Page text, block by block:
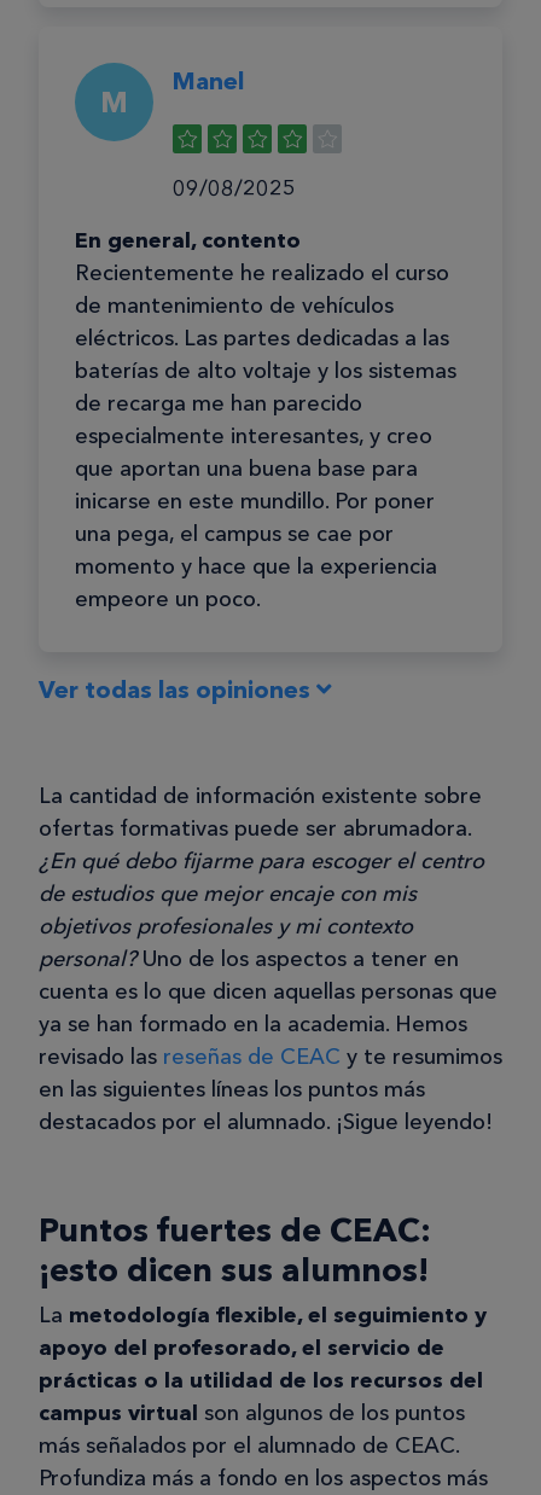
M
Manel
09/08/2025
En general, contento
Recientemente he realizado el curso
de mantenimiento de vehículos
eléctricos. Las partes dedicadas a las
baterías de alto voltaje y los sistemas
de recarga me han parecido
especialmente interesantes, y creo
que aportan una buena base para
inicarse en este mundillo. Por poner
una pega, el campus se cae por
momento y hace que la experiencia
empeore un poco.
02/08/2025
Formación útil y actualizada
Me formé en eficiencia energética y
energías renovables para
complementar mis conocimientos, ya
que trabajo en una consultoría que
ocasionalmente lleva proyectos
vinculados con la sostenibilidad.
Interesante, pero lo más útil me
conocer otras personas que se
dedican profesionalmente a mi mismo
sector.
AR
Antía R.
Ver todas las opiniones
La cantidad de información existente sobre
ofertas formativas puede ser abrumadora.
¿En qué debo fijarme para escoger el centro
de estudios que mejor encaje con mis
objetivos profesionales y mi contexto
personal?Uno de los aspectos a tener en
cuenta es lo que dicen aquellas personas que
ya se han formado en la academia. Hemos
revisado las reseñas de CEAC y te resumimos
en las siguientes líneas los puntos más
destacados por el alumnado. ¡Sigue leyendo!
Puntos fuertes de CEAC:
¡esto dicen sus alumnos!
La metodología flexible, el seguimiento y
apoyo del profesorado, el servicio de
prácticas o la utilidad de los recursos del
campus virtual son algunos de los puntos
más señalados por el alumnado de CEAC.
Profundiza más a fondo en los aspectos más